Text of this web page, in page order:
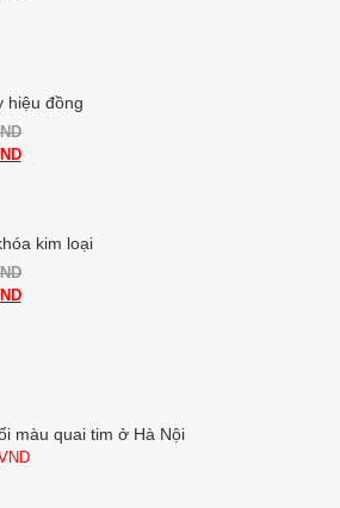
hiệu đồng
kim loại
màu quai tim ở Hà Nội